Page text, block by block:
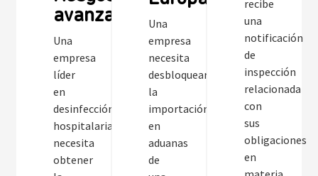
avanzada
Una
empresa
líder
en
desinfección
hospitalaria
necesita
obtener
Una
empresa
necesita
desbloquear
la
importación
en
aduanas
de
recibe
una
notificación
de
inspección
relacionada
con
sus
obligaciones
en